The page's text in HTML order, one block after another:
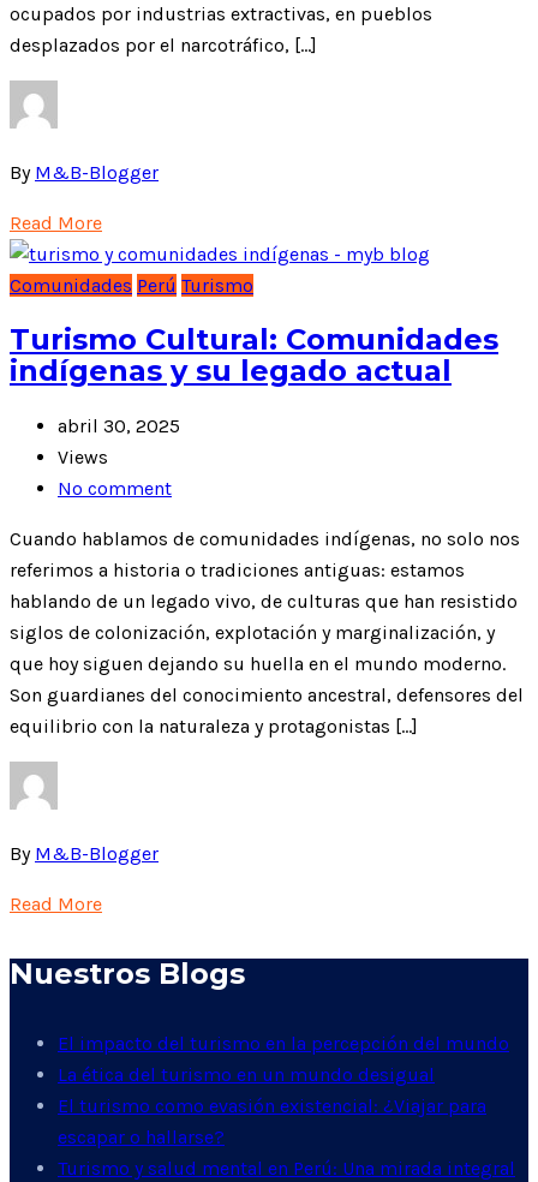
ocupados por industrias extractivas, en pueblos
desplazados por el narcotráfico, […]
By M&B-Blogger
Read More
Comunidades Perú Turismo
Turismo Cultural: Comunidades
indígenas y su legado actual
abril 30, 2025
Views
No comment
Cuando hablamos de comunidades indígenas, no solo nos
referimos a historia o tradiciones antiguas: estamos
hablando de un legado vivo, de culturas que han resistido
siglos de colonización, explotación y marginalización, y
que hoy siguen dejando su huella en el mundo moderno.
Son guardianes del conocimiento ancestral, defensores del
equilibrio con la naturaleza y protagonistas […]
By M&B-Blogger
Read More
Nuestros Blogs
El impacto del turismo en la percepción del mundo
La ética del turismo en un mundo desigual
El turismo como evasión existencial: ¿Viajar para
escapar o hallarse?
Turismo y salud mental en Perú: Una mirada integral